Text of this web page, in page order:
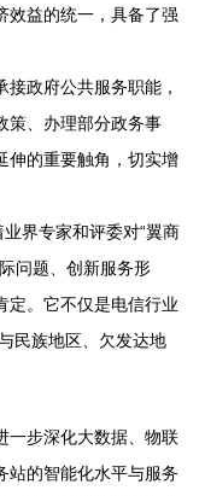
效益的统一，具备了强
接政府公共服务职能，
策、办理部分政务事
伸的重要触角，切实增
界专家和评委对“翼商
问题、创新服务形
定。它不仅是电信行业
民族地区、欠发达地
一步深化大数据、物联
站的智能化水平与服务